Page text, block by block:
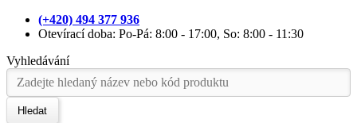
(+420) 494 377 936
Otevírací doba: Po-Pá: 8:00 - 17:00, So: 8:00 - 11:30
Vyhledávání
Hledat